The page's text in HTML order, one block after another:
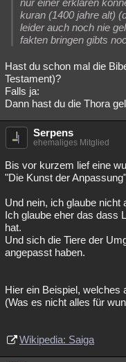
nur einer erklären
kuran (1400 jahre alt)
leider auch noch nie
fakten bringen gibts
Hast du schon mal die
Testament)?
Falls ja:
Dann hast du die Thora
Serpens
ehemaliges Mitglied
Bis vor kurzem lief eine
"Die Kunst der
Und nein, ich glaube nicht
Ich glaube eher das dass
hat.
Und sich die Tiere der
angepasst haben.
Hier ein Beispiel, welches
(Was es nicht alles für
Wikipedia: Saiga